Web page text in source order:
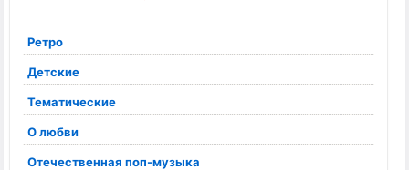
Ретро
Детские
Тематические
О любви
Отечественная поп-музыка